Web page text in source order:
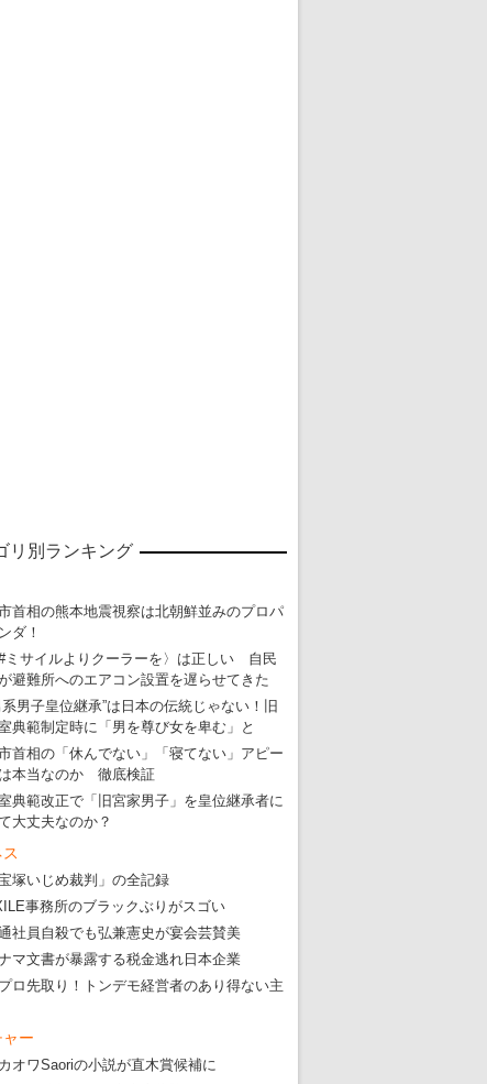
・ 大ウソだらけの東京五輪！ 安倍・菅・森はどんな嘘を
・ 五輪関係者が入国当日、築地を散歩！
・ 五輪でIOCラウンジ以外にVIPルーム、広告代理店は物品購入
リ別ランキング
首相の熊本地震視察は北朝鮮並みのプロパ
ダ！
#ミサイルよりクーラーを〉は正しい 自民
避難所へのエアコン設置を遅らせてきた
系男子皇位継承”は日本の伝統じゃない！旧
典範制定時に「男を尊び女を卑む」と
首相の「休んでない」「寝てない」アピー
本当なのか 徹底検証
典範改正で「旧宮家男子」を皇位継承者に
大丈夫なのか？
宝塚いじめ裁判」の全記録
事務所のブラックぶりがスゴい
社員自殺でも弘兼憲史が宴会芸賛美
マ文書が暴露する税金逃れ日本企業
ロ先取り！トンデモ経営者のあり得ない主
ー
オワSaoriの小説が直木賞候補に